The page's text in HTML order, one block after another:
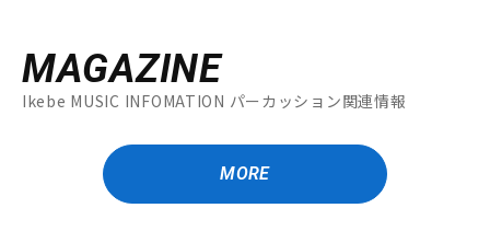
MAGAZINE
Ikebe MUSIC INFOMATION パーカッション関連情報
MORE